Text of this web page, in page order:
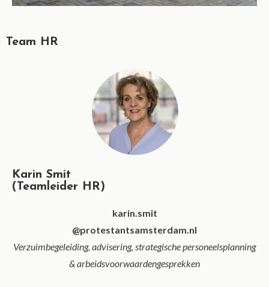
Team HR
Karin Smit
(Teamleider HR)
karin.smit
@protestantsamsterdam.nl
Verzuimbegeleiding, advisering, strategische personeelsplanning
& arbeidsvoorwaardengesprekken